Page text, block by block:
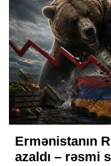
Ermənistanın
azaldı – rəsmi